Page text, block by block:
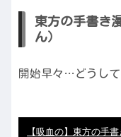
東方の手書き
ん）
開始早々…どうし